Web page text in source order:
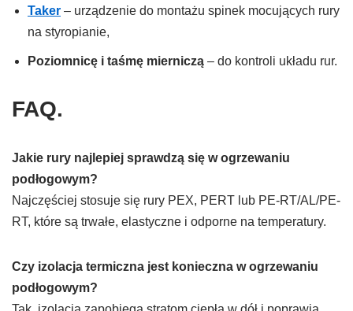
Taker – urządzenie do montażu spinek mocujących rury
na styropianie,
Poziomnicę i taśmę mierniczą – do kontroli układu rur.
FAQ.
Jakie rury najlepiej sprawdzą się w ogrzewaniu
podłogowym?
Najczęściej stosuje się rury PEX, PERT lub PE-RT/AL/PE-
RT, które są trwałe, elastyczne i odporne na temperatury.
Czy izolacja termiczna jest konieczna w ogrzewaniu
podłogowym?